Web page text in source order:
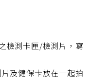
檢測卡匣/檢測片，寫
及健保卡放在一起拍